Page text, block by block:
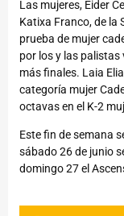
Las mujeres, Eider
Katixa Franco, de la
prueba de mujer
por los y las
más finales. Laia
categoría mujer
octavas en el K-2
Este fin de semana
sábado 26 de junio
domingo 27 el